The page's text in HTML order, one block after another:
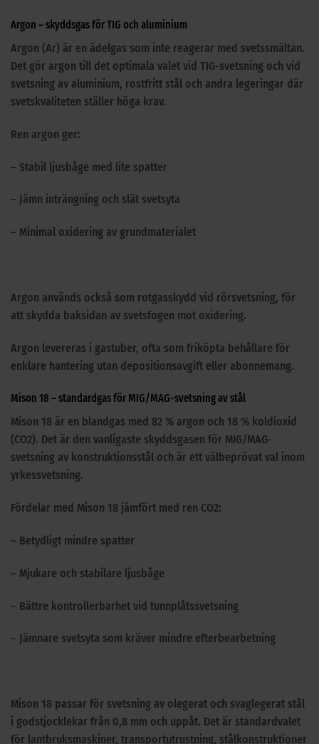
Argon – skyddsgas för TIG och aluminium
Argon (Ar) är en ädelgas som inte reagerar med svetssmältan.
Det gör argon till det optimala valet vid TIG-svetsning och vid
svetsning av aluminium, rostfritt stål och andra legeringar där
svetskvaliteten ställer höga krav.
Ren argon ger:
– Stabil ljusbåge med lite spatter
– Jämn inträngning och slät svetsyta
– Minimal oxidering av grundmaterialet
Argon används också som rotgasskydd vid rörsvetsning, för
att skydda baksidan av svetsfogen mot oxidering.
Argon levereras i gastuber, ofta som friköpta behållare för
enklare hantering utan depositionsavgift eller abonnemang.
Mison 18 – standardgas för MIG/MAG-svetsning av stål
Mison 18 är en blandgas med 82 % argon och 18 % koldioxid
(CO2). Det är den vanligaste skyddsgasen för MIG/MAG-
svetsning av konstruktionsstål och är ett välbeprövat val inom
yrkessvetsning.
Fördelar med Mison 18 jämfört med ren CO2:
– Betydligt mindre spatter
– Mjukare och stabilare ljusbåge
– Bättre kontrollerbarhet vid tunnplåtssvetsning
– Jämnare svetsyta som kräver mindre efterbearbetning
Mison 18 passar för svetsning av olegerat och svaglegerat stål
i godstjocklekar från 0,8 mm och uppåt. Det är standardvalet
för lantbruksmaskiner, transportutrustning, stålkonstruktioner